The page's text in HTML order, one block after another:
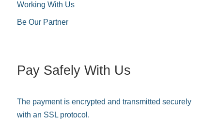
Working With Us
Be Our Partner
Pay Safely With Us
The payment is encrypted and transmitted securely
with an SSL protocol.